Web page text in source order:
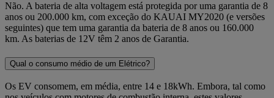
Não. A bateria de alta voltagem está protegida por uma garantia de 8
anos ou 200.000 km, com exceção do KAUAI MY2020 (e versões
seguintes) que tem uma garantia da bateria de 8 anos ou 160.000
km. As baterias de 12V têm 2 anos de Garantia.
Qual o consumo médio de um Elétrico?
Os EV consomem, em média, entre 14 e 18kWh. Embora, tal como